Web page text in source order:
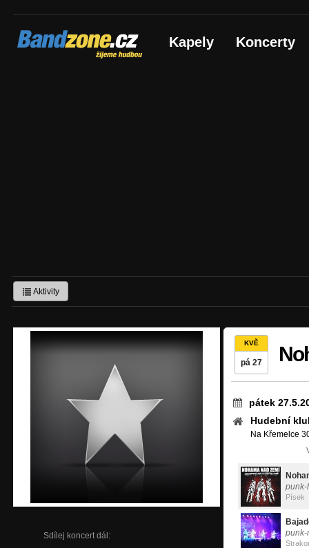
Bandzone.cz
žijeme hudbou Kapely Koncerty
Aktivity
Sdílej koncert dál:
KVĚ
pá 27
pátek
Hudební
Na Křemelce
punk-
Písek
punk-